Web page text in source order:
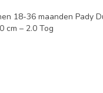
18-36 maanden Pady
cm – 2.0 Tog